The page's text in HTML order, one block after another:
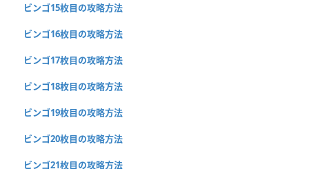
ビンゴ15枚目の攻略方法
ビンゴ16枚目の攻略方法
ビンゴ17枚目の攻略方法
ビンゴ18枚目の攻略方法
ビンゴ19枚目の攻略方法
ビンゴ20枚目の攻略方法
ビンゴ21枚目の攻略方法